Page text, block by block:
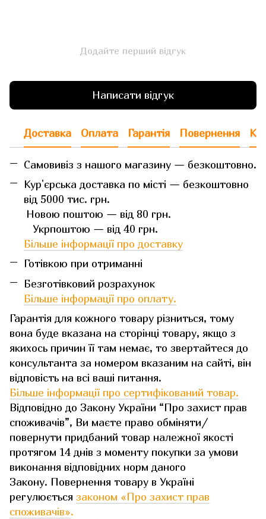
Додайте перший відгук
Написати відгук
Доставка Оплата Гарантія Повернення
Самовивіз з нашого магазину — безкоштовно.
Кур'єрська доставка по місті — безкоштовно
від 5000 тис. грн.
Новою поштою — від 80 грн.
Укрпоштою — від 40 грн.
Більше інформації про доставку
Готівкою при отриманні
Безготівковий розрахунок
Більше інформації про оплату.
Гарантія для кожного товару різниться, тому
вона буде вказана на сторінці товару, якщо з
якихось причин її там немає, то звертайтеся до
консультанта за номером вказаним на сайті, він
відповість на всі ваші питання.
Більше інформації про сертифікований товар.
Відповідно до Закону України “Про захист прав
споживачів”, Ви маєте право обміняти/
повернути придбаний товар належної якості
протягом 14 днів з моменту покупки за умови
виконання відповідних норм даного
Закону. Повернення товару в Україні
регулюється законом «Про захист прав
споживачів».